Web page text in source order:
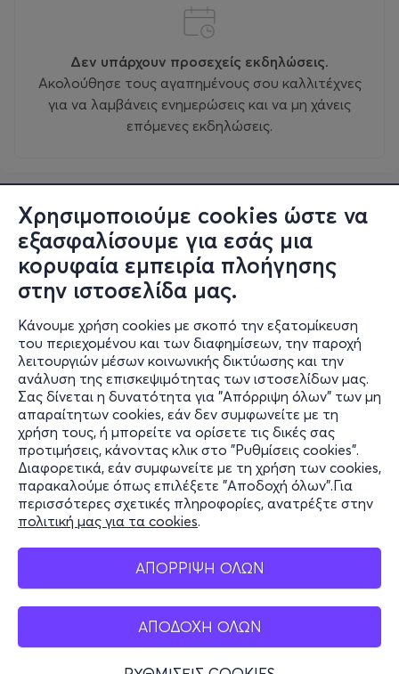
Χρησιμοποιούμε cookies ώστε να
εξασφαλίσουμε για εσάς μια
κορυφαία εμπειρία πλοήγησης
στην ιστοσελίδα μας.
Κάνουμε χρήση cookies με σκοπό την εξατομίκευση
του περιεχομένου και των διαφημίσεων, την παροχή
λειτουργιών μέσων κοινωνικής δικτύωσης και την
ανάλυση της επισκεψιμότητας των ιστοσελίδων μας.
Σας δίνεται η δυνατότητα για "Απόρριψη όλων" των μη
απαραίτητων cookies, εάν δεν συμφωνείτε με τη
χρήση τους, ή μπορείτε να ορίσετε τις δικές σας
προτιμήσεις, κάνοντας κλικ στο "Ρυθμίσεις cookies".
Διαφορετικά, εάν συμφωνείτε με τη χρήση των cookies,
παρακαλούμε όπως επιλέξετε "Αποδοχή όλων".Για
περισσότερες σχετικές πληροφορίες, ανατρέξτε στην
πολιτική μας για τα cookies.
ΑΠΟΡΡΙΨΗ ΟΛΩΝ
ΑΠΟΔΟΧΗ ΟΛΩΝ
Δεν υπάρχουν προσεχείς εκδηλώσεις.
Ακολούθησε τους αγαπημένους σου καλλιτέχνες
για να λαμβάνεις ενημερώσεις και να μη χάνεις
επόμενες εκδηλώσεις.
Πληροφορίες
Υποστήριξη
Stay Connected
Mobile app